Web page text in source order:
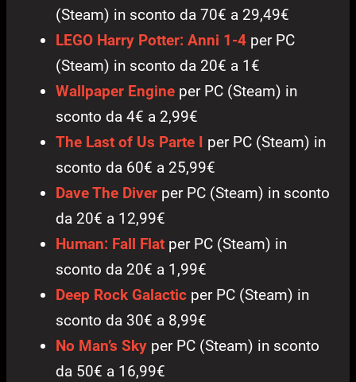
(Steam) in sconto da 70€ a 29,49€
LEGO Harry Potter: Anni 1-4 per PC
(Steam) in sconto da 20€ a 1€
Wallpaper Engine per PC (Steam) in
sconto da 4€ a 2,99€
The Last of Us Parte I per PC (Steam) in
sconto da 60€ a 25,99€
Dave The Diver per PC (Steam) in sconto
da 20€ a 12,99€
Human: Fall Flat per PC (Steam) in
sconto da 20€ a 1,99€
Deep Rock Galactic per PC (Steam) in
sconto da 30€ a 8,99€
No Man’s Sky per PC (Steam) in sconto
da 50€ a 16,99€